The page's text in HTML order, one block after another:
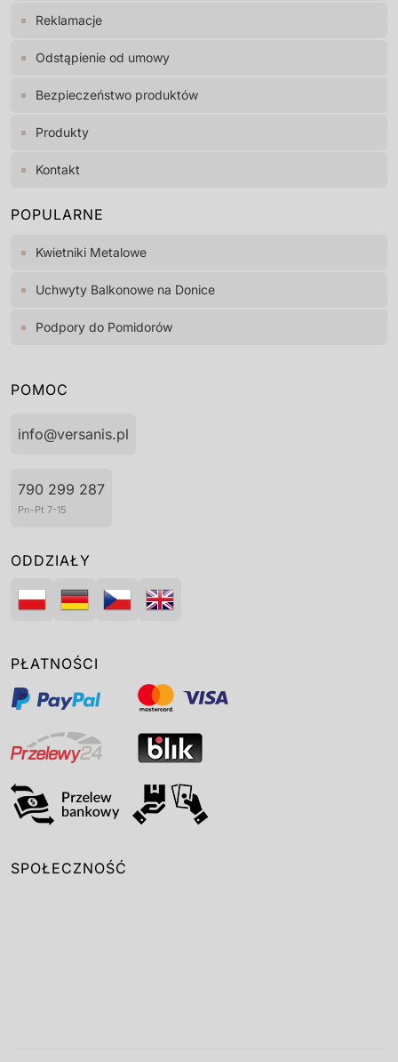
Reklamacje
Odstąpienie od umowy
Bezpieczeństwo produktów
Produkty
Kontakt
POPULARNE
Kwietniki Metalowe
Uchwyty Balkonowe na Donice
Podpory do Pomidorów
POMOC
info@versanis.pl
790 299 287
Pn-Pt 7-15
ODDZIAŁY
PŁATNOŚCI
SPOŁECZNOŚĆ